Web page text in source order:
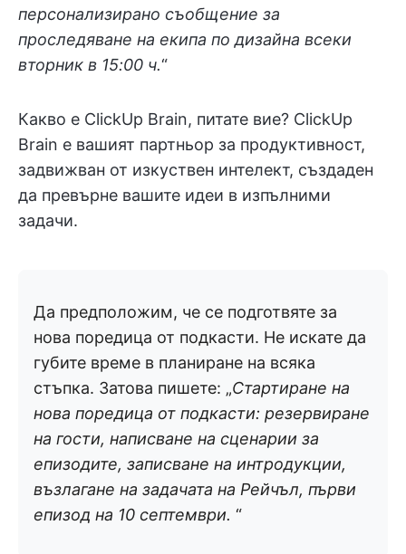
персонализирано съобщение за
проследяване на екипа по дизайна всеки
вторник в 15:00 ч.“
Какво е ClickUp Brain, питате вие? ClickUp
Brain е вашият партньор за продуктивност,
задвижван от изкуствен интелект, създаден
да превърне вашите идеи в изпълними
задачи.
Да предположим, че се подготвяте за
нова поредица от подкасти. Не искате да
губите време в планиране на всяка
стъпка. Затова пишете: „Стартиране на
нова поредица от подкасти: резервиране
на гости, написване на сценарии за
епизодите, записване на интродукции,
възлагане на задачата на Рейчъл, първи
епизод на 10 септември. “